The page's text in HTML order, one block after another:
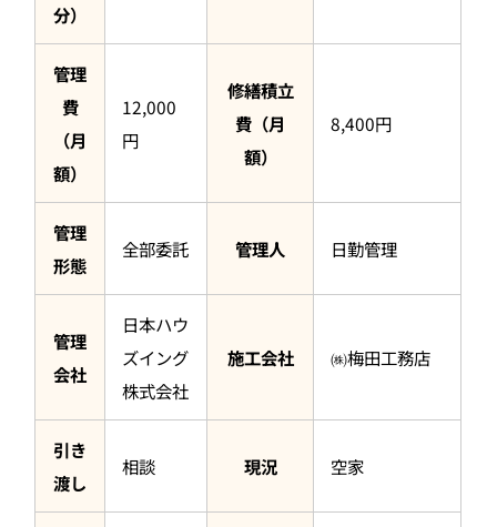
分）
管理
費
（月
額）
12,000
円
修繕積立
費（月
額）
8,400円
管理
形態
全部委託 管理人 日勤管理
管理
会社
日本ハウ
ズイング
株式会社
施工会社 ㈱梅田工務店
引き
渡し
相談 現況 空家